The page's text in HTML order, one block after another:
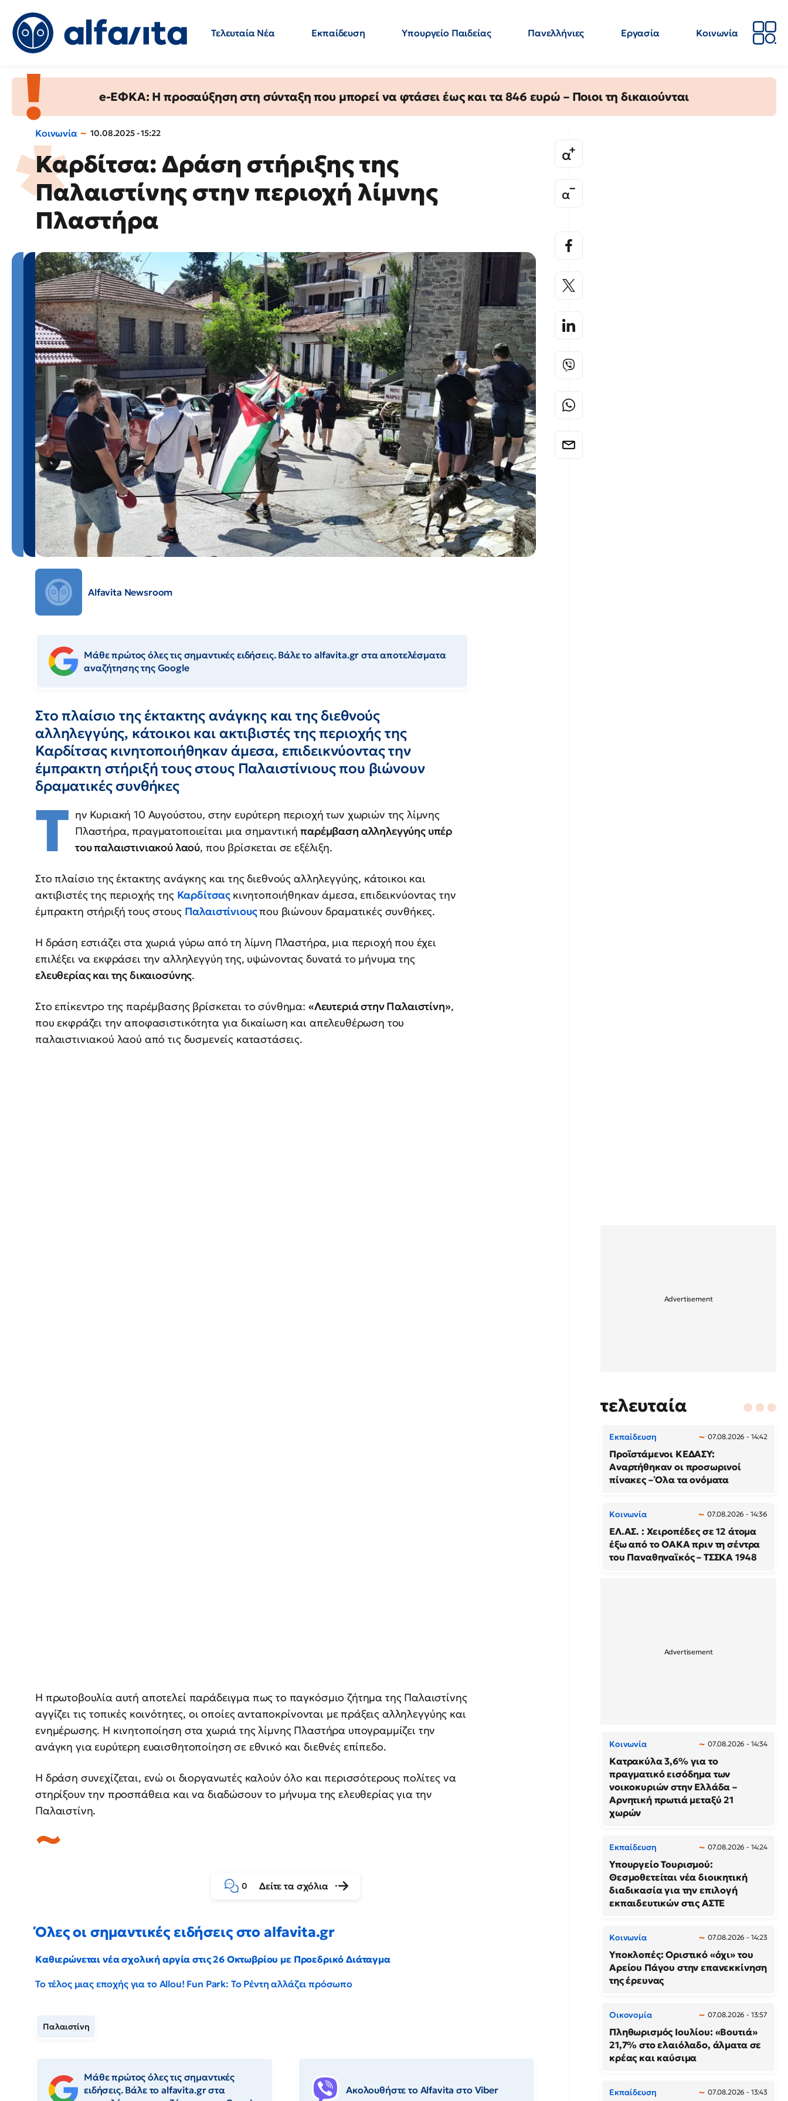
Τελευταία Νέα Εκπαίδευση Υπουργείο Παιδείας Πανελλήνιες Εργασία
Κοινωνία
e-ΕΦΚΑ: Η προσαύξηση στη σύνταξη που μπορεί να φτάσει έως και τα 846 ευρώ – Ποιοι τη δικαιούνται
Κοινωνία 10.08.2025 - 15:22
Καρδίτσα: Δράση στήριξης της
Παλαιστίνης στην περιοχή λίμνης
Πλαστήρα
Alfavita Newsroom
Μάθε πρώτος όλες τις σημαντικές ειδήσεις. Βάλε το alfavita.gr στα αποτελέσματα
αναζήτησης της Google
Στο πλαίσιο της έκτακτης ανάγκης και της διεθνούς
αλληλεγγύης, κάτοικοι και ακτιβιστές της περιοχής της
Καρδίτσας κινητοποιήθηκαν άμεσα, επιδεικνύοντας την
έμπρακτη στήριξή τους στους Παλαιστίνιους που βιώνουν
δραματικές συνθήκες
Τ ην Κυριακή 10 Αυγούστου, στην ευρύτερη περιοχή των χωριών της λίμνης
Πλαστήρα, πραγματοποιείται μια σημαντικήπαρέμβαση αλληλεγγύης υπέρ
του παλαιστινιακού λαού, που βρίσκεται σε εξέλιξη.
Στο πλαίσιο της έκτακτης ανάγκης και της διεθνούς αλληλεγγύης, κάτοικοι και
ακτιβιστές της περιοχής της Καρδίτσας κινητοποιήθηκαν άμεσα, επιδεικνύοντας την
έμπρακτη στήριξή τους στους Παλαιστίνιουςπου βιώνουν δραματικές συνθήκες.
Η δράση εστιάζει στα χωριά γύρω από τη λίμνη Πλαστήρα, μια περιοχή που έχει
επιλέξει να εκφράσει την αλληλεγγύη της, υψώνοντας δυνατά το μήνυμα της
ελευθερίας και της δικαιοσύνης.
Στο επίκεντρο της παρέμβασης βρίσκεται το σύνθημα: «Λευτεριά στην Παλαιστίνη»,
που εκφράζει την αποφασιστικότητα για δικαίωση και απελευθέρωση του
παλαιστινιακού λαού από τις δυσμενείς καταστάσεις.
Η πρωτοβουλία αυτή αποτελεί παράδειγμα πως το παγκόσμιο ζήτημα της Παλαιστίνης
αγγίζει τις τοπικές κοινότητες, οι οποίες ανταποκρίνονται με πράξεις αλληλεγγύης και
ενημέρωσης. Η κινητοποίηση στα χωριά της λίμνης Πλαστήρα υπογραμμίζει την
ανάγκη για ευρύτερη ευαισθητοποίηση σε εθνικό και διεθνές επίπεδο.
Η δράση συνεχίζεται, ενώ οι διοργανωτές καλούν όλο και περισσότερους πολίτες να
στηρίξουν την προσπάθεια και να διαδώσουν το μήνυμα της ελευθερίας για την
Παλαιστίνη.
0 Δείτε τα σχόλια
Όλες οι σημαντικές ειδήσεις στο alfavita.gr
Καθιερώνεται νέα σχολική αργία στις 26 Οκτωβρίου με Προεδρικό Διάταγμα
Το τέλος μιας εποχής για το Allou! Fun Park: Το Ρέντη αλλάζει πρόσωπο
Παλαιστίνη
Μάθε πρώτος όλες τις σημαντικές
ειδήσεις. Βάλε το alfavita.gr στα
Ακολουθήστε το Αlfavita στο Viber
τελευταία
Εκπαίδευση 07.08.2026 - 14:42
Προϊστάμενοι ΚΕΔΑΣΥ:
Αναρτήθηκαν οι προσωρινοί
πίνακες – Όλα τα ονόματα
Κοινωνία 07.08.2026 - 14:36
ΕΛ.ΑΣ. : Χειροπέδες σε 12 άτομα
έξω από το ΟΑΚΑ πριν τη σέντρα
του Παναθηναϊκός – ΤΣΣΚΑ 1948
Κοινωνία 07.08.2026 - 14:34
Κατρακύλα 3,6% για το
πραγματικό εισόδημα των
νοικοκυριών στην Ελλάδα –
Αρνητική πρωτιά μεταξύ 21
χωρών
Εκπαίδευση 07.08.2026 - 14:24
Υπουργείο Τουρισμού:
Θεσμοθετείται νέα διοικητική
διαδικασία για την επιλογή
εκπαιδευτικών στις ΑΣΤΕ
Κοινωνία 07.08.2026 - 14:23
Υποκλοπές: Οριστικό «όχι» του
Αρείου Πάγου στην επανεκκίνηση
της έρευνας
Οικονομία 07.08.2026 - 13:57
Πληθωρισμός Ιουλίου: «Βουτιά»
21,7% στο ελαιόλαδο, άλματα σε
κρέας και καύσιμα
Εκπαίδευση 07.08.2026 - 13:43